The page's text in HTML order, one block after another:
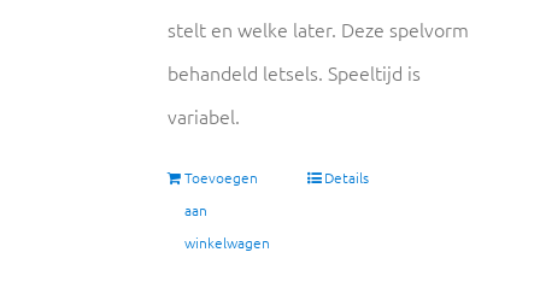
stelt en welke later. Deze spelvorm
behandeld letsels. Speeltijd is
variabel.
Toevoegen
aan
winkelwagen
Details